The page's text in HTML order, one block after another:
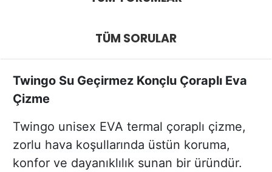
TÜM SORULAR
Twingo Su Geçirmez Konçlu Çoraplı Eva
Çizme
Twingo unisex EVA termal çoraplı çizme,
zorlu hava koşullarında üstün koruma,
konfor ve dayanıklılık sunan bir üründür.